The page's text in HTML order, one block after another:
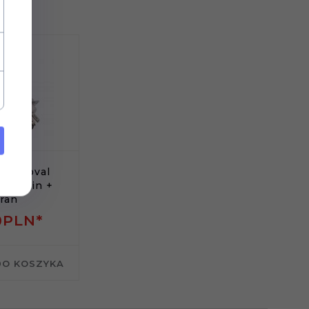
Noval
9pin +
PLN*
KOSZYKA